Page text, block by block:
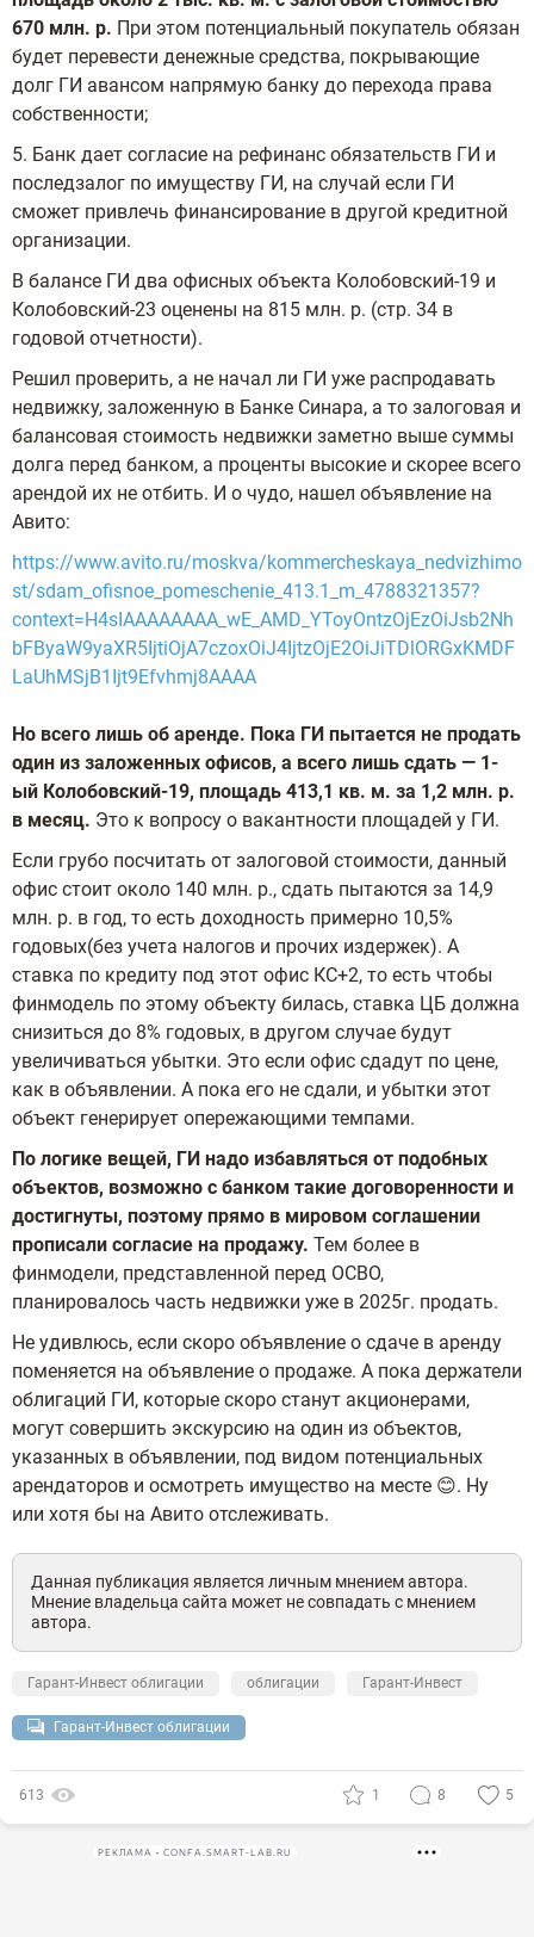
670 млн. р. При этом потенциальный покупатель обязан
будет перевести денежные средства, покрывающие
долг ГИ авансом напрямую банку до перехода права
собственности;
5. Банк дает согласие на рефинанс обязательств ГИ и
последзалог по имуществу ГИ, на случай если ГИ
сможет привлечь финансирование в другой кредитной
организации.
В балансе ГИ два офисных объекта Колобовский-19 и
Колобовский-23 оценены на 815 млн. р. (стр. 34 в
годовой отчетности).
Решил проверить, а не начал ли ГИ уже распродавать
недвижку, заложенную в Банке Синара, а то залоговая и
балансовая стоимость недвижки заметно выше суммы
долга перед банком, а проценты высокие и скорее всего
арендой их не отбить. И о чудо, нашел объявление на
Авито:
https://www.avito.ru/moskva/kommercheskaya_nedvizhimo
st/sdam_ofisnoe_pomeschenie_413.1_m_4788321357?
context=H4sIAAAAAAAA_wE_AMD_YToyOntzOjEzOiJsb2Nh
bFByaW9yaXR5IjtiOjA7czoxOiJ4IjtzOjE2OiJiTDlORGxKMDF
LaUhMSjB1Ijt9Efvhmj8AAAA
Но всего лишь об аренде. Пока ГИ пытается не продать
один из заложенных офисов, а всего лишь сдать — 1-
ый Колобовский-19, площадь 413,1 кв. м. за 1,2 млн. р.
в месяц. Это к вопросу о вакантности площадей у ГИ.
Если грубо посчитать от залоговой стоимости, данный
офис стоит около 140 млн. р., сдать пытаются за 14,9
млн. р. в год, то есть доходность примерно 10,5%
годовых(без учета налогов и прочих издержек). А
ставка по кредиту под этот офис КС+2, то есть чтобы
финмодель по этому объекту билась, ставка ЦБ должна
снизиться до 8% годовых, в другом случае будут
увеличиваться убытки. Это если офис сдадут по цене,
как в объявлении. А пока его не сдали, и убытки этот
объект генерирует опережающими темпами.
По логике вещей, ГИ надо избавляться от подобных
объектов, возможно с банком такие договоренности и
достигнуты, поэтому прямо в мировом соглашении
прописали согласие на продажу. Тем более в
финмодели, представленной перед ОСВО,
планировалось часть недвижки уже в 2025г. продать.
Не удивлюсь, если скоро объявление о сдаче в аренду
поменяется на объявление о продаже. А пока держатели
облигаций ГИ, которые скоро станут акционерами,
могут совершить экскурсию на один из объектов,
указанных в объявлении, под видом потенциальных
арендаторов и осмотреть имущество на месте 😊. Ну
или хотя бы на Авито отслеживать.
Данная публикация является личным мнением автора.
Мнение владельца сайта может не совпадать с мнением
автора.
Гарант-Инвест облигации облигации Гарант-Инвест
Гарант-Инвест облигации
613 1 8 5
РЕКЛАМА • CONFA.SMART-LAB.RU